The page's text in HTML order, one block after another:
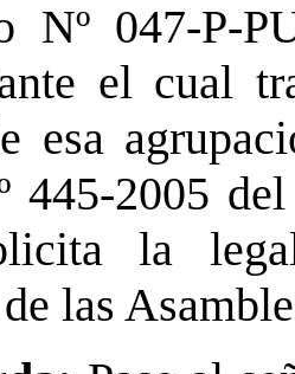
Nº 047-P-
el cual
esa
445-2005
la
las